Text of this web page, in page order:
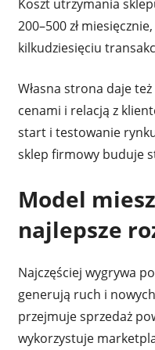
Koszt utrzymania
200–500 zł
kilkudziesięciu
Własna strona daje
cenami i relacją z
start i testowanie
sklep firmowy buduje
Model
najlepsze
Najczęściej wygrywa
generują ruch i
przejmuje sprzedaż
wykorzystuje